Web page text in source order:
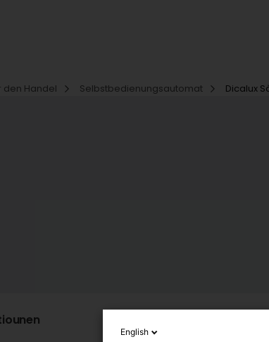
den Handel Selbstbedienungsautomat Dicalux
English